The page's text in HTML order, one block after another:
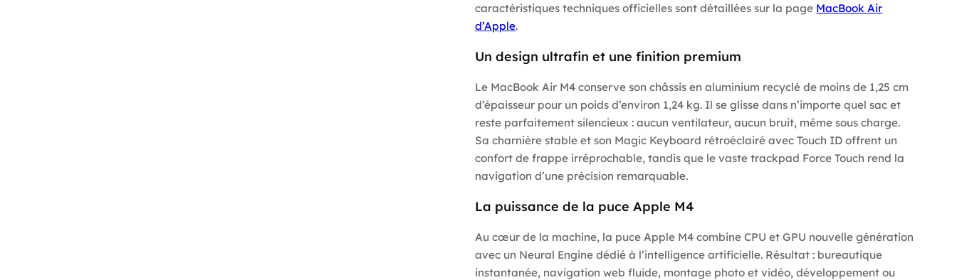
caractéristiques techniques officielles sont détaillées sur la page MacBook Air
d’Apple.
Un design ultrafin et une finition premium
Le MacBook Air M4 conserve son châssis en aluminium recyclé de moins de 1,25 cm
d’épaisseur pour un poids d’environ 1,24 kg. Il se glisse dans n’importe quel sac et
reste parfaitement silencieux : aucun ventilateur, aucun bruit, même sous charge.
Sa charnière stable et son Magic Keyboard rétroéclairé avec Touch ID offrent un
confort de frappe irréprochable, tandis que le vaste trackpad Force Touch rend la
navigation d’une précision remarquable.
La puissance de la puce Apple M4
Au cœur de la machine, la puce Apple M4 combine CPU et GPU nouvelle génération
avec un Neural Engine dédié à l’intelligence artificielle. Résultat : bureautique
instantanée, navigation web fluide, montage photo et vidéo, développement ou